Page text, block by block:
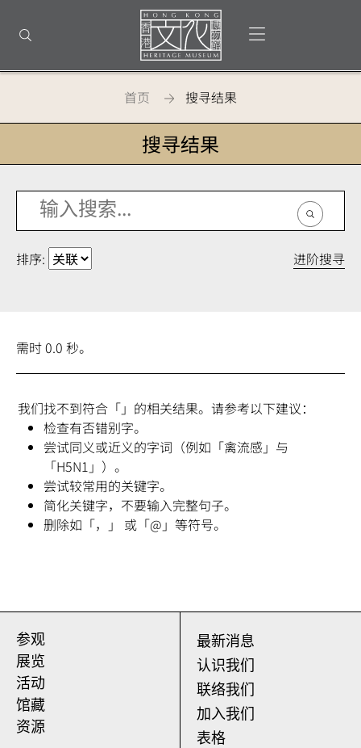
部
打开搜索
首
页
打开选单
首页 搜寻结果
搜寻结果
排序: 进阶搜寻
需时 0.0 秒。
我们找不到符合「」的相关结果。请参考以下建议：
检查有否错别字。
尝试同义或近义的字词（例如「禽流感」与
「H5N1」）。
尝试较常用的关键字。
简化关键字，不要输入完整句子。
删除如「，」 或「@」等符号。
参观
展览
活动
馆藏
资源
最新消息
认识我们
联络我们
加入我们
表格